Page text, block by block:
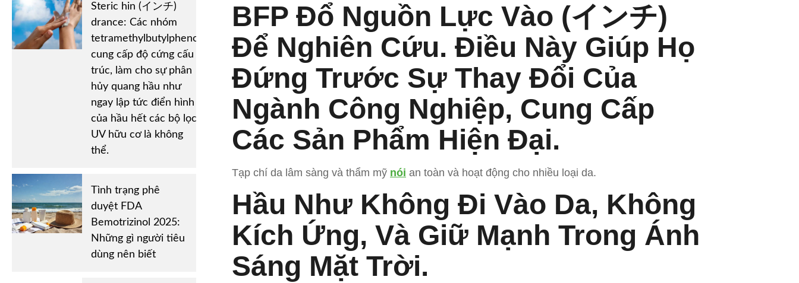
Steric hin (インチ)
drance: Các nhóm
tetramethylbutylphenol
cung cấp độ cứng cấu
trúc, làm cho sự phân
hủy quang hầu như
ngay lập tức điển hình
của hầu hết các bộ lọc
UV hữu cơ là không
thể.
Tình trạng phê
duyệt FDA
Bemotrizinol 2025:
Những gì người tiêu
dùng nên biết
BFP Đổ Nguồn Lực Vào (インチ)
Để Nghiên Cứu. Điều Này Giúp Họ
Đứng Trước Sự Thay Đổi Của
Ngành Công Nghiệp, Cung Cấp
Các Sản Phẩm Hiện Đại.
Tạp chí da lâm sàng và thẩm mỹ nói an toàn và hoạt động cho nhiều loại da.
Hầu Như Không Đi Vào Da, Không
Kích Ứng, Và Giữ Mạnh Trong Ánh
Sáng Mặt Trời.